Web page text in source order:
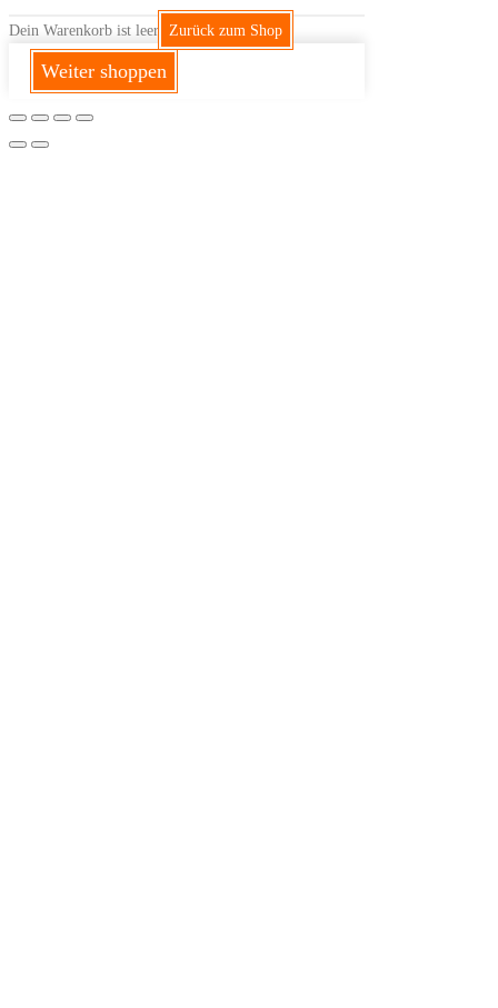
Dein Warenkorb ist leer Zurück zum Shop
Weiter shoppen